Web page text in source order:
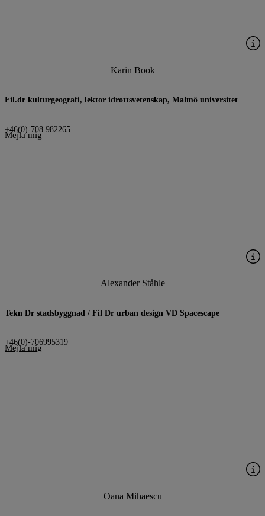
Karin Book
Fil.dr kulturgeografi, lektor idrottsvetenskap, Malmö universitet
+46(0)-708 982265
Mejla mig
Alexander Ståhle
Tekn Dr stadsbyggnad / Fil Dr urban design VD Spacescape
+46(0)-706995319
Mejla mig
Oana Mihaescu